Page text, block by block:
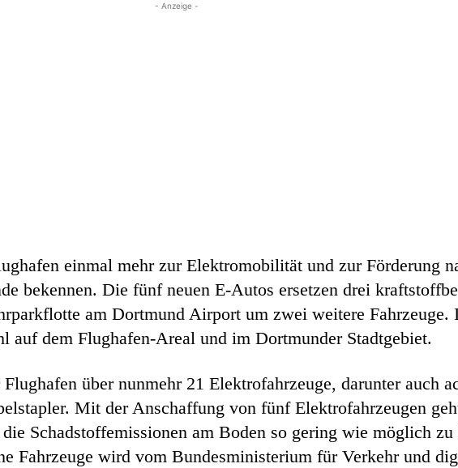
- Anzeige -
einmal mehr zur Elektromobilität und zur Förderung
bekennen. Die fünf neuen E-Autos ersetzen drei
am Dortmund Airport um zwei weitere Fahrzeuge.
auf dem Flughafen-Areal und im Dortmunder Stadtgebiet.
über nunmehr 21 Elektrofahrzeuge, darunter auch
Mit der Anschaffung von fünf Elektrofahrzeugen
Schadstoffemissionen am Boden so gering wie möglich
Fahrzeuge wird vom Bundesministerium für Verkehr und